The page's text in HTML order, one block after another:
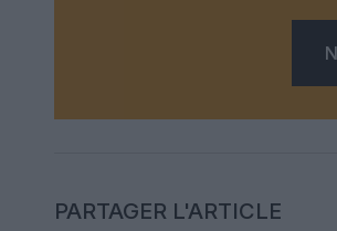
PARTAGER L'ARTICLE